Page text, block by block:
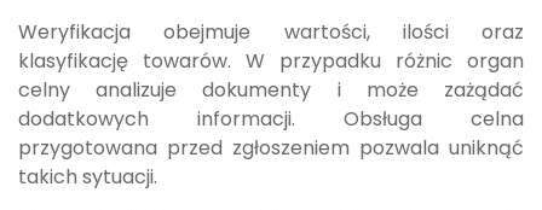
Weryfikacja obejmuje wartości, ilości oraz
klasyfikację towarów. W przypadku różnic organ
celny analizuje dokumenty i może zażądać
dodatkowych informacji. Obsługa celna
przygotowana przed zgłoszeniem pozwala uniknąć
takich sytuacji.